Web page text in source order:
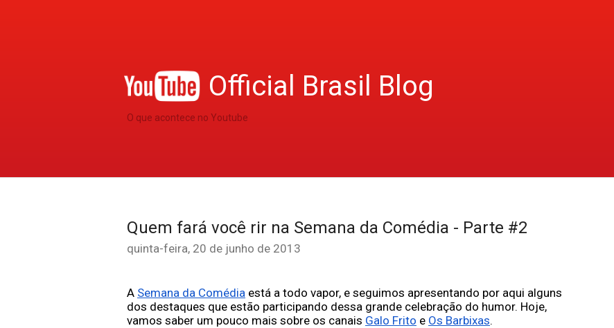
Official Brasil Blog
O que acontece no Youtube
Quem fará você rir na Semana da Comédia - Parte #2
quinta-feira, 20 de junho de 2013
A Semana da Comédia está a todo vapor, e seguimos apresentando por aqui alguns
dos destaques que estão participando dessa grande celebração do humor. Hoje,
vamos saber um pouco mais sobre os canais Galo Frito e Os Barbixas.